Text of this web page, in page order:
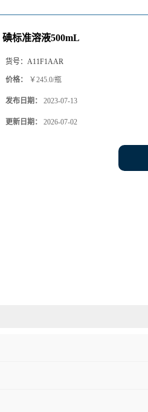
碘标准溶液500mL
货号： A11F1AAR
价格： ￥245.0/瓶
发布日期： 2023-07-13
更新日期： 2026-07-02